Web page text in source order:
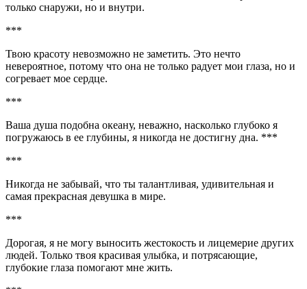
только снаружи, но и внутри.
***
Твою красоту невозможно не заметить. Это нечто
невероятное, потому что она не только радует мои глаза, но и
согревает мое сердце.
***
Ваша душа подобна океану, неважно, насколько глубоко я
погружаюсь в ее глубины, я никогда не достигну дна. ***
***
Никогда не забывай, что ты талантливая, удивительная и
самая прекрасная девушка в мире.
***
Дорогая, я не могу выносить жестокость и лицемерие других
людей. Только твоя красивая улыбка, и потрясающие,
глубокие глаза помогают мне жить.